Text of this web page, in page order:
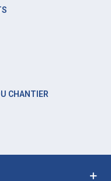
CHANTIER